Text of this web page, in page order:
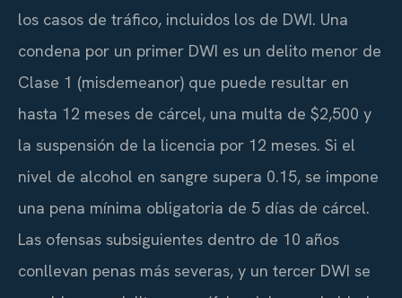
los casos de tráfico, incluidos los de DWI. Una
condena por un primer DWI es un delito menor de
Clase 1 (misdemeanor) que puede resultar en
hasta 12 meses de cárcel, una multa de $2,500 y
la suspensión de la licencia por 12 meses. Si el
nivel de alcohol en sangre supera 0.15, se impone
una pena mínima obligatoria de 5 días de cárcel.
Las ofensas subsiguientes dentro de 10 años
conllevan penas más severas, y un tercer DWI se